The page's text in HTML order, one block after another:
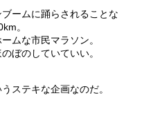
ームに踊らされることな
。
ムな市民マラソン。
ぼのしていていい。
ステキな企画なのだ。